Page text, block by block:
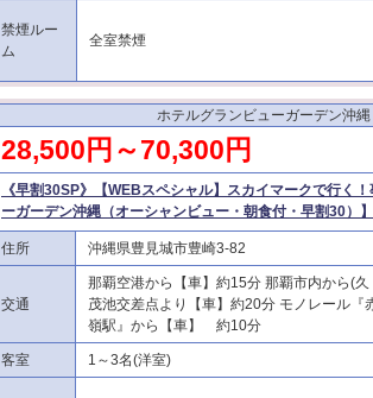
禁煙ルー
ム
全室禁煙
ホテルグランビューガーデン沖
28,500円～70,300円
《早割30SP》【WEBスペシャル】スカイマークで行く
ーガーデン沖縄（オーシャンビュー・朝食付・早割30）
住所 沖縄県豊見城市豊崎3-82
交通
那覇空港から【車】約15分 那覇市内から(久
茂池交差点より【車】約20分 モノレール『
嶺駅』から【車】 約10分
客室 1～3名(洋室)